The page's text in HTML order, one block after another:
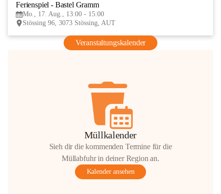
Ferienspiel - Bastel Gramm
Mo., 17. Aug., 13:00 - 15:00
Stössing 96, 3073 Stössing, AUT
Veranstaltungskalender
Müllkalender
Sieh dir die kommenden Termine für die
Müllabfuhr in deiner Region an.
Kalender ansehen